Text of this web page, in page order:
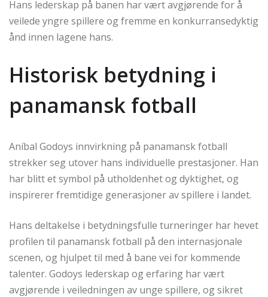
Hans lederskap på banen har vært avgjørende for å
veilede yngre spillere og fremme en konkurransedyktig
ånd innen lagene hans.
Historisk betydning i
panamansk fotball
Aníbal Godoys innvirkning på panamansk fotball
strekker seg utover hans individuelle prestasjoner. Han
har blitt et symbol på utholdenhet og dyktighet, og
inspirerer fremtidige generasjoner av spillere i landet.
Hans deltakelse i betydningsfulle turneringer har hevet
profilen til panamansk fotball på den internasjonale
scenen, og hjulpet til med å bane vei for kommende
talenter. Godoys lederskap og erfaring har vært
avgjørende i veiledningen av unge spillere, og sikret